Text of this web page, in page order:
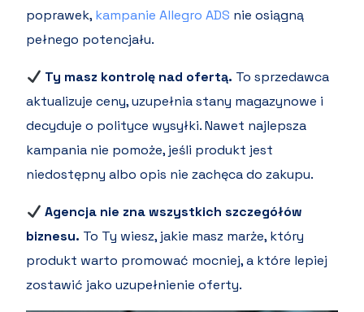
poprawek, kampanie Allegro ADS nie osiągną
pełnego potencjału.
Ty masz kontrolę nad ofertą. To sprzedawca
aktualizuje ceny, uzupełnia stany magazynowe i
decyduje o polityce wysyłki. Nawet najlepsza
kampania nie pomoże, jeśli produkt jest
niedostępny albo opis nie zachęca do zakupu.
Agencja nie zna wszystkich szczegółów
biznesu. To Ty wiesz, jakie masz marże, który
produkt warto promować mocniej, a które lepiej
zostawić jako uzupełnienie oferty.